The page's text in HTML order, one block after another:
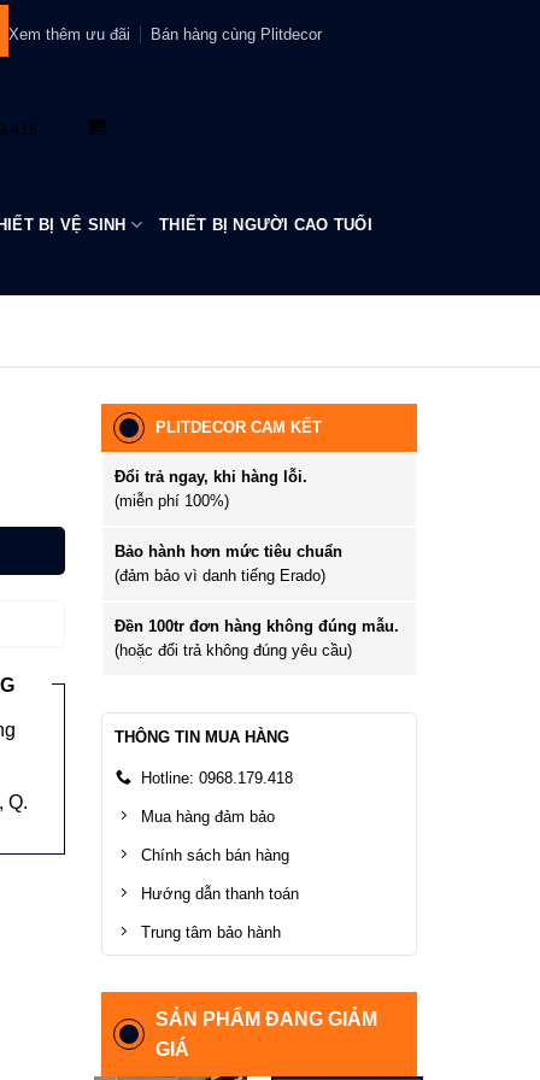
Xem thêm ưu đãi Bán hàng cùng Plitdecor
BỊ VỆ SINH THIẾT BỊ NGƯỜI CAO TUỔI
Q.
PLITDECOR CAM KẾT
Đổi trả ngay, khi hàng lỗi.
(miễn phí 100%)
Bảo hành hơn mức tiêu chuẩn
(đảm bảo vì danh tiếng Erado)
Đền 100tr đơn hàng không đúng mẫu.
(hoặc đổi trả không đúng yêu cầu)
THÔNG TIN MUA HÀNG
Hotline: 0968.179.418
Mua hàng đảm bảo
Chính sách bán hàng
Hướng dẫn thanh toán
Trung tâm bảo hành
SẢN PHẨM ĐANG GIẢM
GIÁ